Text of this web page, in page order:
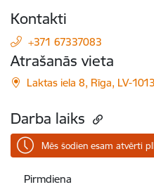
Kontakti
+371 67337083
Atrašanās vieta
Laktas iela 8, Rīga, LV-1013
Darba laiks
Mēs šodien esam atvērti
Pirmdiena